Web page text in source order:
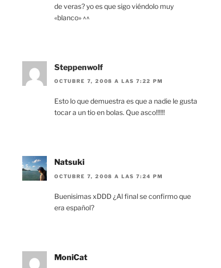
de veras? yo es que sigo viéndolo muy
«blanco» ^^
Steppenwolf
OCTUBRE 7, 2008 A LAS 7:22 PM
Esto lo que demuestra es que a nadie le gusta
tocar a un tio en bolas. Que asco!!!!!!
Natsuki
OCTUBRE 7, 2008 A LAS 7:24 PM
Buenisimas xDDD ¿Al final se confirmo que
era español?
MoniCat